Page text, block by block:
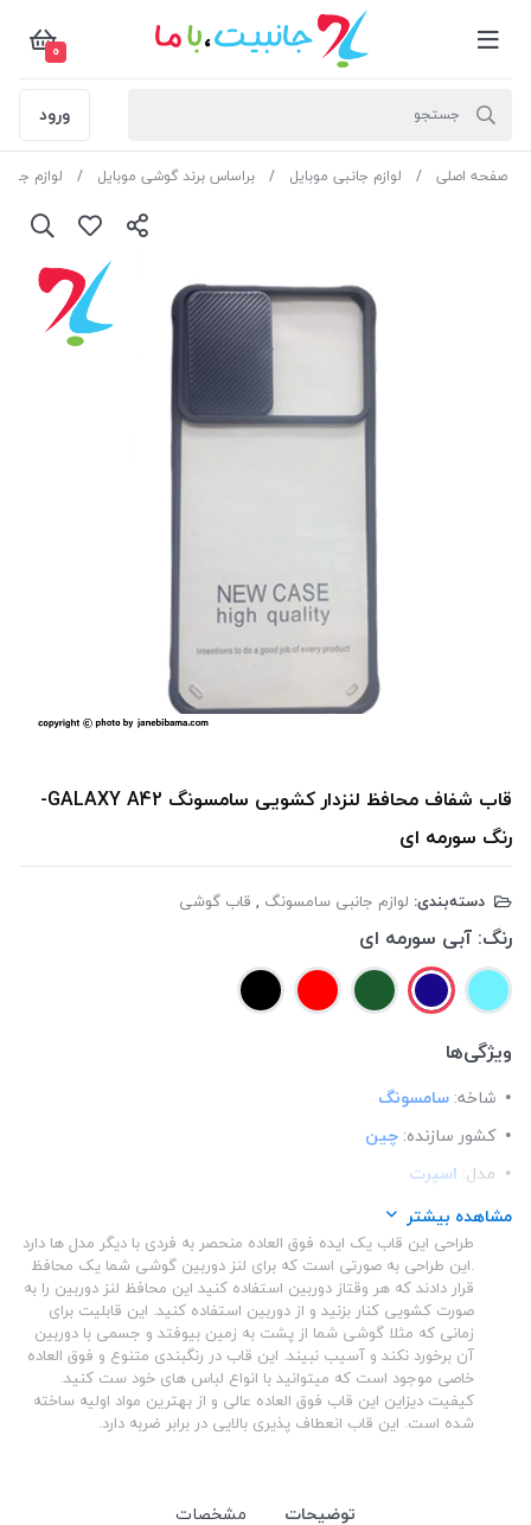
0
ورود
صفحه اصلی لوازم جانبی موبایل براساس برند گوشی موبایل لوازم
قاب شفاف محافظ لنزدار کشویی سامسونگ GALAXY A42-
رنگ سورمه ای
دسته‌بندی: لوازم جانبی سامسونگ , قاب گوشی
رنگ: آبی سورمه ای
ویژگی‌ها
شاخه: سامسونگ
کشور سازنده: چین
مدل: اسپرت
ساختار: شفاف
ساختار:TPU
مشاهده بیشتر
طراحی این قاب یک ایده فوق العاده منحصر به فردی با دیگر مدل ها دارد
.این طراحی به صورتی است که برای لنز دوربین گوشی شما یک محافظ
قرار دادند که هر وقتاز دوربین استفاده کنید این محافظ لنز دوربین را به
صورت کشویی کنار بزنید و از دوربین استفاده کنید. این قابلیت برای
زمانی که مثلا گوشی شما از پشت به زمین بیوفتد و جسمی با دوربین
آن برخورد نکند و آسیب نبیند. این قاب در رنگبندی متنوع و فوق العاده
خاصی موجود است که میتوانید با انواع لباس های خود ست کنید.
کیفیت دیزاین این قاب فوق العاده عالی و از بهترین مواد اولیه ساخته
شده است. این قاب انعطاف پذیری بالایی در برابر ضربه دارد.
توضیحات
مشخصات